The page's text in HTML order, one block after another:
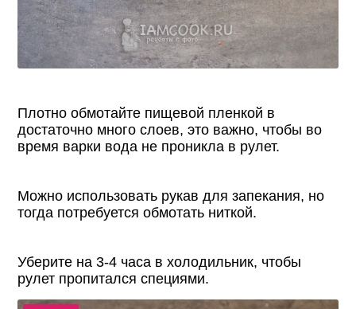
Плотно обмотайте пищевой пленкой в
достаточно много слоев, это важно, чтобы во
время варки вода не проникла в рулет.
Можно использовать рукав для запекания, но
тогда потребуется обмотать ниткой.
Уберите на 3-4 часа в холодильник, чтобы
рулет пропитался специями.